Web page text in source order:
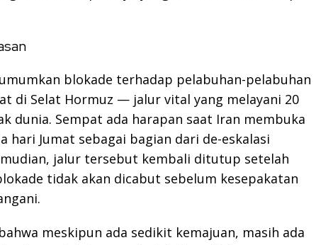
blokade terhadap pelabuhan-pelabuhan
di Selat Hormuz — jalur vital yang melayani 20
dunia. Sempat ada harapan saat Iran membuka
hari Jumat sebagai bagian dari de-eskalasi
jalur tersebut kembali ditutup setelah
tidak akan dicabut sebelum kesepakatan
meskipun ada sedikit kemajuan, masih ada